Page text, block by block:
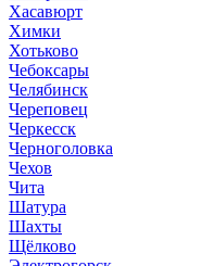
Хасавюрт
Химки
Хотьково
Чебоксары
Челябинск
Череповец
Черкесск
Черноголовка
Чехов
Чита
Шатура
Шахты
Щёлково